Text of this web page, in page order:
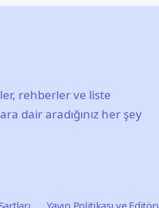
rehberler ve liste
dair aradığınız her şey